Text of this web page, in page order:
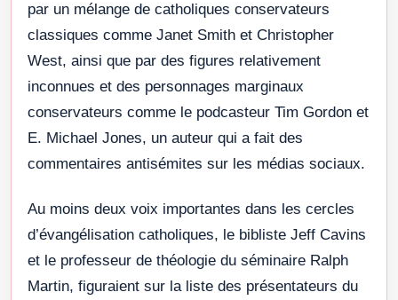
par un mélange de catholiques conservateurs
classiques comme Janet Smith et Christopher
West, ainsi que par des figures relativement
inconnues et des personnages marginaux
conservateurs comme le podcasteur Tim Gordon et
E. Michael Jones, un auteur qui a fait des
commentaires antisémites sur les médias sociaux.
Au moins deux voix importantes dans les cercles
d’évangélisation catholiques, le bibliste Jeff Cavins
et le professeur de théologie du séminaire Ralph
Martin, figuraient sur la liste des présentateurs du